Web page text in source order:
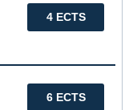
4 ECTS
6 ECTS